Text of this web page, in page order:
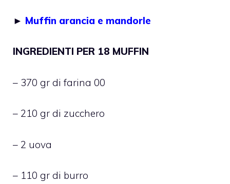
► Muffin arancia e mandorle
INGREDIENTI PER 18 MUFFIN
– 370 gr di farina 00
– 210 gr di zucchero
– 2 uova
– 110 gr di burro